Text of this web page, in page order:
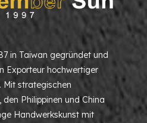
in Taiwan gegründet und
Exporteur hochwertiger
Mit strategischen
Philippinen und China
Handwerkskunst mit